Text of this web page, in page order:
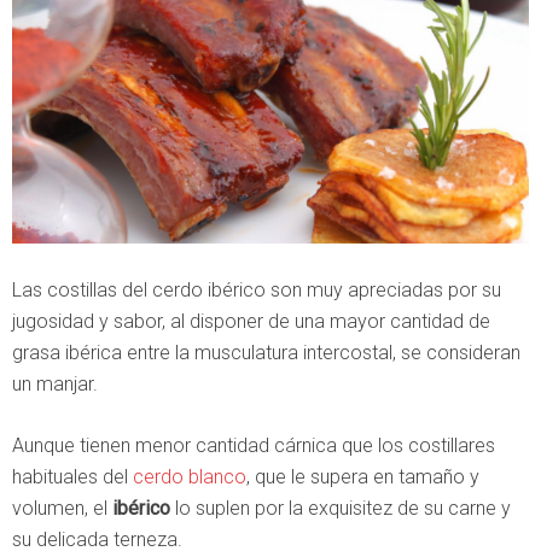
Las costillas del cerdo ibérico son muy apreciadas por su
jugosidad y sabor, al disponer de una mayor cantidad de
grasa ibérica entre la musculatura intercostal, se consideran
un manjar.
Aunque tienen menor cantidad cárnica que los costillares
habituales del cerdo blanco, que le supera en tamaño y
volumen, el ibérico lo suplen por la exquisitez de su carne y
su delicada terneza.